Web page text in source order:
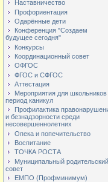
Наставничество
Профориентация
Одарённые дети
Конференция "Создаем
будущее сегодня"
Конкурсы
Координационный совет
ОФГОС
ФГОС и СФГОС
Аттестация
Мероприятия для школьников
период каникул
Профилактика
и безнадзорности среди
несовершеннолетних
Опека и попечительство
Воспитание
ТОЧКА РОСТА
Муниципальный родительский
совет
ЕМПО (Профминимум)